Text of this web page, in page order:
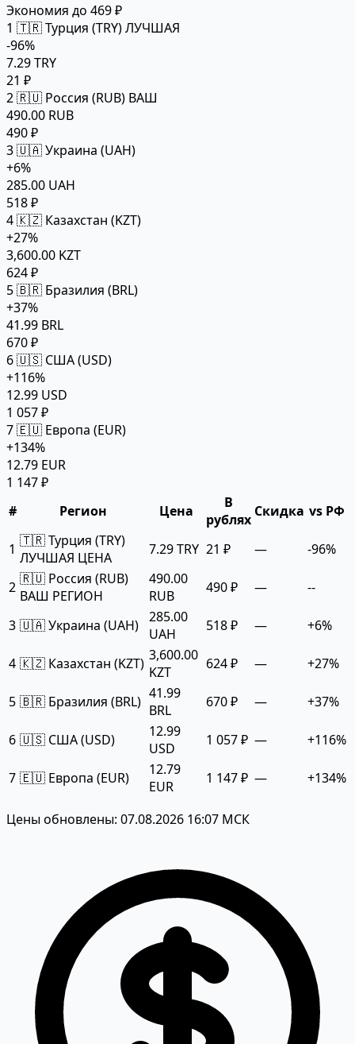
Экономия до 469 ₽
1 🇹🇷 Турция (TRY)ЛУЧШАЯ
-96%
7.29 TRY
21 ₽
2🇷🇺 Россия (RUB) ВАШ
490.00 RUB
490 ₽
3🇺🇦 Украина (UAH)
+6%
285.00 UAH
518 ₽
4🇰🇿 Казахстан (KZT)
+27%
3,600.00 KZT
624 ₽
5🇧🇷 Бразилия (BRL)
+37%
41.99 BRL
670 ₽
6🇺🇸 США (USD)
+116%
12.99 USD
1 057 ₽
7🇪🇺 Европа (EUR)
+134%
12.79 EUR
1 147 ₽
#
Регион Цена
В
рублях Скидка vs РФ
1 🇹🇷 Турция (TRY)
ЛУЧШАЯ ЦЕНА
7.29 TRY 21 ₽ — -96%
2 🇷🇺 Россия (RUB)
ВАШ РЕГИОН
490.00
RUB
490 ₽ — --
3 🇺🇦 Украина (UAH) 285.00
UAH
518 ₽ — +6%
4 🇰🇿 Казахстан (KZT) 3,600.00
KZT
624 ₽ — +27%
5 🇧🇷 Бразилия (BRL) 41.99
BRL
670 ₽ — +37%
6 🇺🇸 США (USD)
12.99
USD
1 057 ₽ — +116%
7 🇪🇺 Европа (EUR)
12.79
EUR
1 147 ₽ — +134%
Цены обновлены: 07.08.2026 16:07 МСК